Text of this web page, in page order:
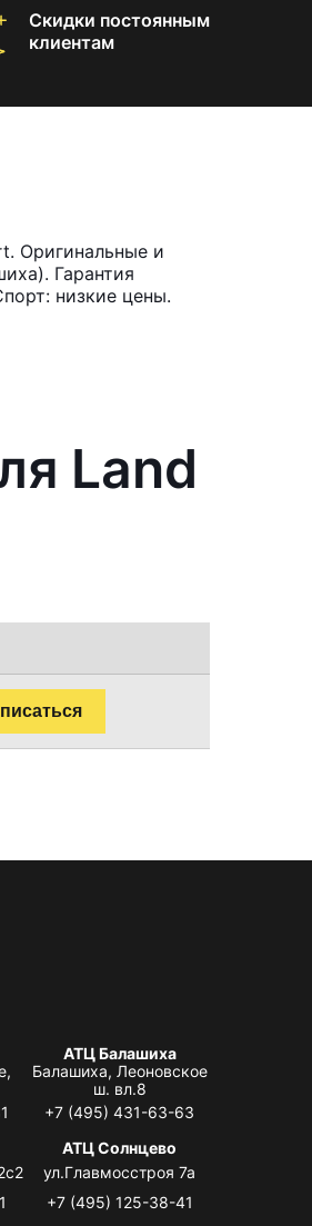
Скидки постоянным
клиентам
Оригинальные и
Гарантия
низкие цены.
Land
АТЦ Балашиха
Балашиха, Леоновское
ш. вл.8
+7 (495) 431-63-63
АТЦ Солнцево
ул.Главмосстроя 7а
+7 (495) 125-38-41